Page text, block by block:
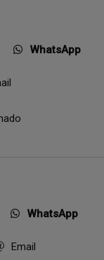
WhatsApp
WhatsApp
Email